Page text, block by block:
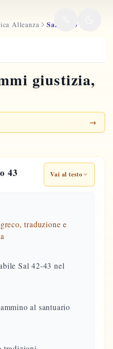
Alleanza Salmo 43
giustizia,
→
43 Vai al testo
traduzione e
Sal 42-43 nel
al santuario